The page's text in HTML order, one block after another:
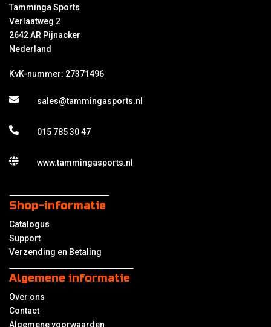
Tamminga Sports
Verlaatweg 2
2642 AR Pijnacker
Nederland
KvK-nummer: 27371496
sales@tammingasports.nl
015 785 30 47
www.tammingasports.nl
Shop-informatie
Catalogus
Support
Verzending en Betaling
Algemene informatie
Over ons
Contact
Algemene voorwaarden